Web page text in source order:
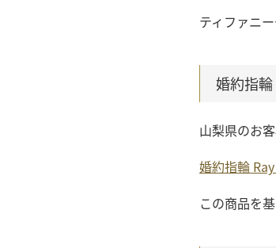
ティファニ
婚約指輪
山梨県のお
婚約指輪
この商品を